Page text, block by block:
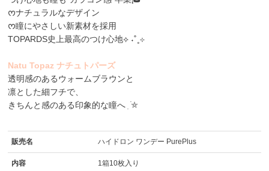
ᰔナチュラルなデザイン
ᰔ瞳にやさしい新素材を採用
TOPARDS史上最高のつけ心地⟡ ˖˚˳⊹
Natu Topaz ナチュトパーズ
透明感のあるウォームブラウンと
凛とした細フチで、
きちんと感のある印象的な瞳へ ִ ࣪⛤
販売名 ハイドロン ワンデー PurePlus
内容 1箱10枚入り